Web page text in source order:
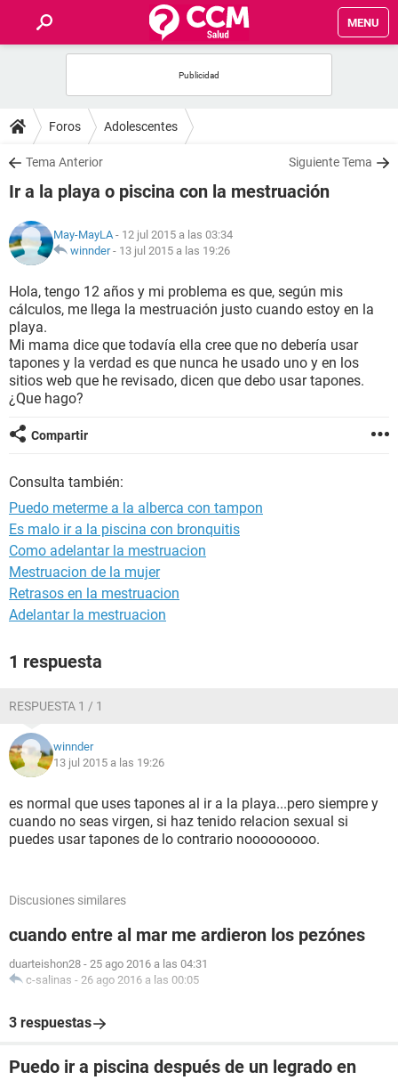
MENU
FOROS
SALUD
NUTRICIÓN
BIENESTAR
SEXUALIDAD
GLOSARIO
Foros Adolescentes
Tema Anterior Siguiente Tema
Ir a la playa o piscina con la mestruación
May-MayLA- 12 jul 2015 a las 03:34
winnder- 13 jul 2015 a las 19:26
Hola, tengo 12 años y mi problema es que, según mis
cálculos, me llega la mestruación justo cuando estoy en la
playa.
Mi mama dice que todavía ella cree que no debería usar
tapones y la verdad es que nunca he usado uno y en los
sitios web que he revisado, dicen que debo usar tapones.
¿Que hago?
Compartir
Consulta también:
Puedo meterme a la alberca con tampon
Es malo ir a la piscina con bronquitis
Como adelantar la mestruacion
Mestruacion de la mujer
Retrasos en la mestruacion
Adelantar la mestruacion
1 respuesta
RESPUESTA 1 / 1
winnder
13 jul 2015 a las 19:26
es normal que uses tapones al ir a la playa...pero siempre y
cuando no seas virgen, si haz tenido relacion sexual si
puedes usar tapones de lo contrario nooooooooo.
Discusiones similares
cuando entre al mar me ardieron los pezónes
duarteishon28 - 25 ago 2016 a las 04:31
c-salinas - 26 ago 2016 a las 00:05
3 respuestas
Puedo ir a piscina después de un legrado en